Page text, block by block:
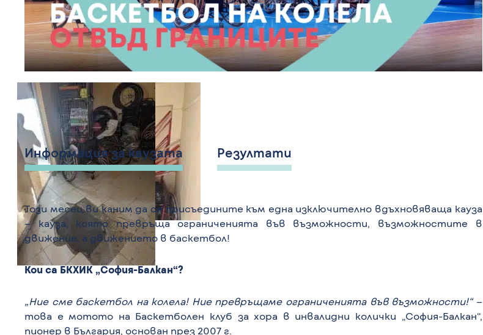
Информация за каузата Резултати
Този месец ви каним да се присъедините към една изключително вдъхновяваща кауза
– кауза, която превръща ограниченията във възможности, възможностите в
движение, а движението в баскетбол!
Кои са БКХИК „София-Балкан“?
„Ние сме баскетбол на колела! Ние превръщаме ограниченията във възможности!“–
това е мотото на Баскетболен клуб за хора в инвалидни колички „София-Балкан“,
пионер в България, основан през 2007 г.